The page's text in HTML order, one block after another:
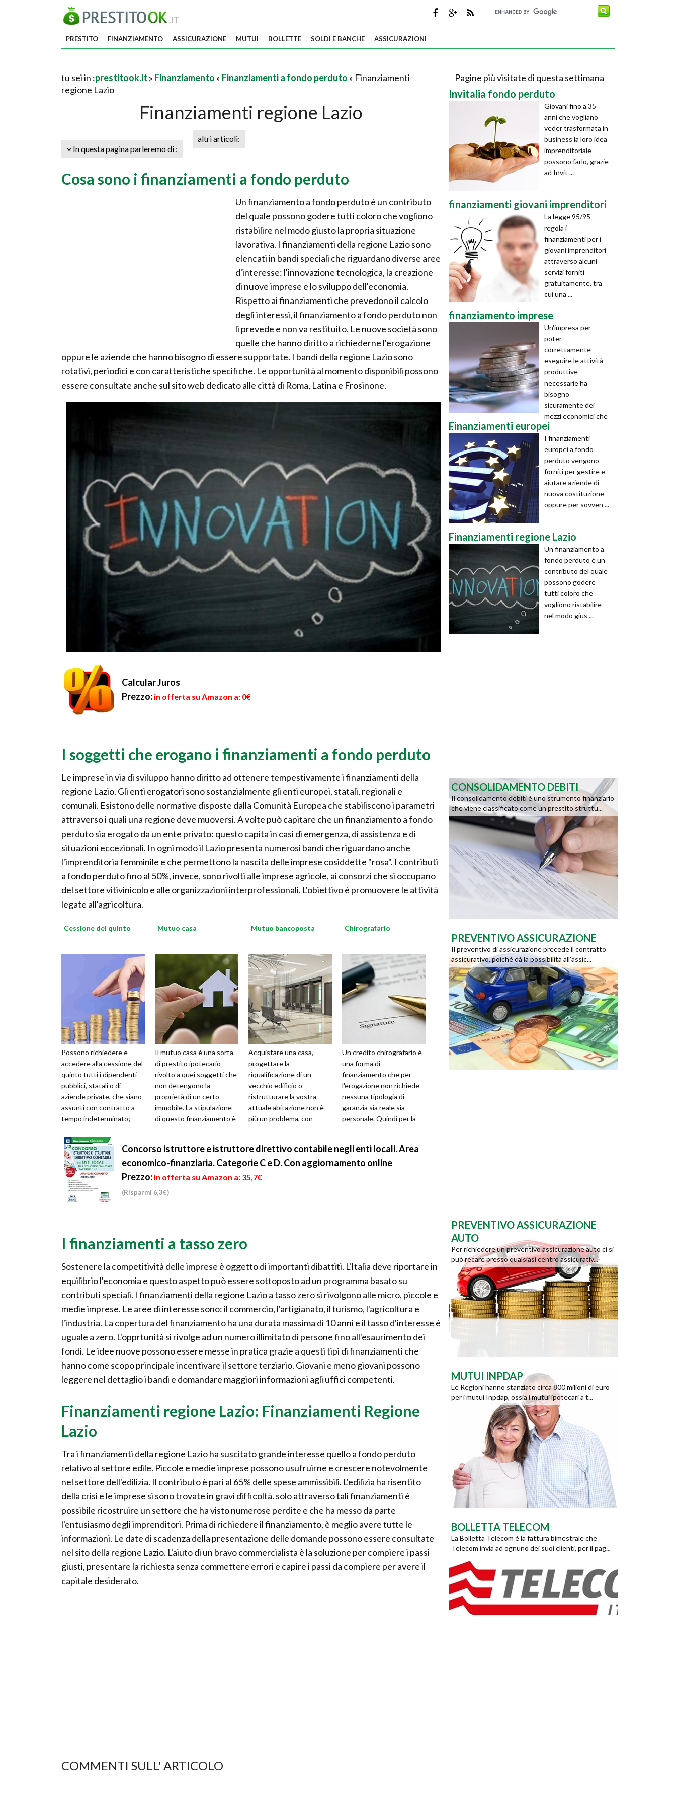
PRESTITO FINANZIAMENTO ASSICURAZIONE MUTUI BOLLETTE SOLDI E BANCHE ASSICURAZIONI
tu sei in :prestitook.it » Finanziamento » Finanziamenti a fondo perduto » Finanziamenti
regione Lazio
Finanziamenti regione Lazio
In questa pagina parleremo di :
altri articoli:
Cosa sono i finanziamenti a fondo perduto
Un finanziamento a fondo perduto è un contributo
del quale possono godere tutti coloro che vogliono
ristabilire nel modo giusto la propria situazione
lavorativa. I finanziamenti della regione Lazio sono
elencati in bandi speciali che riguardano diverse aree
d'interesse: l'innovazione tecnologica, la creazione
di nuove imprese e lo sviluppo dell'economia.
Rispetto ai finanziamenti che prevedono il calcolo
degli interessi, il finanziamento a fondo perduto non
li prevede e non va restituito. Le nuove società sono
quelle che hanno diritto a richiederne l'erogazione
oppure le aziende che hanno bisogno di essere supportate. I bandi della regione Lazio sono
rotativi, periodici e con caratteristiche specifiche. Le opportunità al momento disponibili possono
essere consultate anche sul sito web dedicato alle città di Roma, Latina e Frosinone.
Calcular Juros
Prezzo: in offerta su Amazon a: 0€
I soggetti che erogano i finanziamenti a fondo perduto
Le imprese in via di sviluppo hanno diritto ad ottenere tempestivamente i finanziamenti della
regione Lazio. Gli enti erogatori sono sostanzialmente gli enti europei, statali, regionali e
comunali. Esistono delle normative disposte dalla Comunità Europea che stabiliscono i parametri
attraverso i quali una regione deve muoversi. A volte può capitare che un finanziamento a fondo
perduto sia erogato da un ente privato: questo capita in casi di emergenza, di assistenza e di
situazioni eccezionali. In ogni modo il Lazio presenta numerosi bandi che riguardano anche
l'imprenditoria femminile e che permettono la nascita delle imprese cosiddette "rosa". I contributi
a fondo perduto fino al 50%, invece, sono rivolti alle imprese agricole, ai consorzi che si occupano
del settore vitivinicolo e alle organizzazioni interprofessionali. L'obiettivo è promuovere le attività
legate all'agricoltura.
Cessione del quinto
Possono richiedere e
accedere alla cessione del
quinto tutti i dipendenti
pubblici, statali o di
aziende private, che siano
assunti con contratto a
tempo indeterminato;
compresa tr...
Mutuo casa
Il mutuo casa è una sorta
di prestito ipotecario
rivolto a quei soggetti che
non detengono la
proprietà di un certo
immobile. La stipulazione
di questo finanziamento è
Mutuo bancoposta
Acquistare una casa,
progettare la
riqualificazione di un
vecchio edificio o
ristrutturare la vostra
attuale abitazione non è
più un problema, con
fina...
Chirografario
Un credito chirografario è
una forma di
finanziamento che per
l'erogazione non richiede
nessuna tipologia di
garanzia sia reale sia
personale. Quindi per la
Concorso istruttore e istruttore direttivo contabile negli enti locali. Area
economico-finanziaria. Categorie C e D. Con aggiornamento online
Prezzo: in offerta su Amazon a: 35,7€
(Risparmi 6,3€)
I finanziamenti a tasso zero
Sostenere la competitività delle imprese è oggetto di importanti dibattiti. L'Italia deve riportare in
equilibrio l'economia e questo aspetto può essere sottoposto ad un programma basato su
contributi speciali. I finanziamenti della regione Lazio a tasso zero si rivolgono alle micro, piccole e
medie imprese. Le aree di interesse sono: il commercio, l'artigianato, il turismo, l'agricoltura e
l'industria. La copertura del finanziamento ha una durata massima di 10 anni e il tasso d'interesse è
uguale a zero. L'opprtunità si rivolge ad un numero illimitato di persone fino all'esaurimento dei
fondi. Le idee nuove possono essere messe in pratica grazie a questi tipi di finanziamenti che
hanno come scopo principale incentivare il settore terziario. Giovani e meno giovani possono
leggere nel dettaglio i bandi e domandare maggiori informazioni agli uffici competenti.
Finanziamenti regione Lazio: Finanziamenti Regione
Lazio
Tra i finanziamenti della regione Lazio ha suscitato grande interesse quello a fondo perduto
relativo al settore edile. Piccole e medie imprese possono usufruirne e crescere notevolmente
nel settore dell'edilizia. Il contributo è pari al 65% delle spese ammissibili. L'edilizia ha risentito
della crisi e le imprese si sono trovate in gravi difficoltà. solo attraverso tali finanziamenti è
possibile ricostruire un settore che ha visto numerose perdite e che ha messo da parte
l'entusiasmo degli imprenditori. Prima di richiedere il finanziamento, è meglio avere tutte le
informazioni. Le date di scadenza della presentazione delle domande possono essere consultate
nel sito della regione Lazio. L'aiuto di un bravo commercialista è la soluzione per compiere i passi
giusti, presentare la richiesta senza commettere errori e capire i passi da compiere per avere il
capitale desiderato.
COMMENTI SULL' ARTICOLO
Pagine più visitate di questa settimana
Invitalia fondo perduto
Giovani fino a 35
anni che vogliano
veder trasformata in
business la loro idea
imprenditoriale
possono farlo, grazie
ad Invit ...
finanziamenti giovani imprenditori
La legge 95/95
regola i
finanziamenti per i
giovani imprenditori
attraverso alcuni
servizi forniti
gratuitamente, tra
cui una ...
finanziamento imprese
Un'impresa per
poter
correttamente
eseguire le attività
produttive
necessarie ha
bisogno
sicuramente dei
mezzi economici che
...
Finanziamenti europei
I finanziamenti
europei a fondo
perduto vengono
forniti per gestire e
aiutare aziende di
nuova costituzione
oppure per sovven ...
Finanziamenti regione Lazio
Un finanziamento a
fondo perduto è un
contributo del quale
possono godere
tutti coloro che
vogliono ristabilire
nel modo gius ...
CONSOLIDAMENTO DEBITI
Il consolidamento debiti è uno strumento finanziario
che viene classificato come un prestito struttu...
PREVENTIVO ASSICURAZIONE
Il preventivo di assicurazione precede il contratto
assicurativo, poiché dà la possibilità all’assic...
PREVENTIVO ASSICURAZIONE
AUTO
Per richiedere un preventivo assicurazione auto ci si
può recare presso qualsiasi centro assicurativ...
MUTUI INPDAP
Le Regioni hanno stanziato circa 800 milioni di euro
per i mutui Inpdap, ossia i mutui ipotecari a t...
BOLLETTA TELECOM
La Bolletta Telecom è la fattura bimestrale che
Telecom invia ad ognuno dei suoi clienti, per il pag...